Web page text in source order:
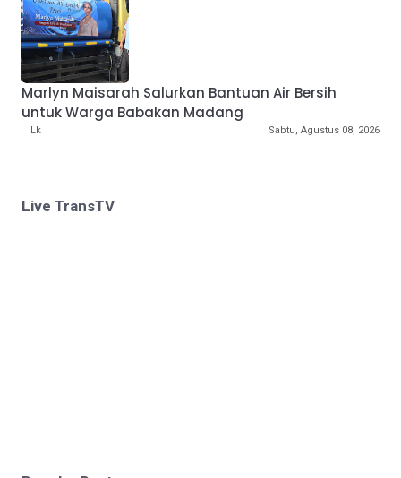
Marlyn Maisarah Salurkan Bantuan Air Bersih
untuk Warga Babakan Madang
Lk Sabtu, Agustus 08, 2026
Live TransTV